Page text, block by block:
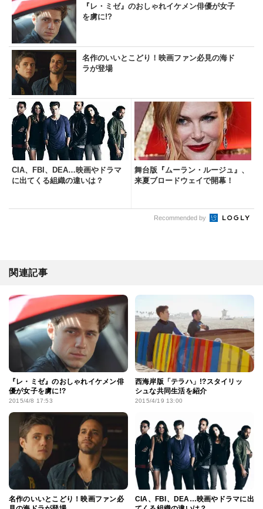
『レ・ミゼ』のおしゃれイケメン俳優が女子
を虜に!?
名作のいいとこどり！映画ファン必見の海ド
ラが登場
CIA、FBI、DEA…映画やドラマ
に出てくる組織の違いは？
舞台版『ムーラン・ルージュ』、
来夏ブロードウェイで開幕！
Recommended by
関連記事
『レ・ミゼ』のおしゃれイケメン俳
優が女子を虜に!?
2015/4/8 17:53
西海岸版「テラハ」!?スタイリッ
シュな共同生活を紹介
2015/4/19 13:00
名作のいいとこどり！映画ファン必
CIA、FBI、DEA…映画やドラマに出